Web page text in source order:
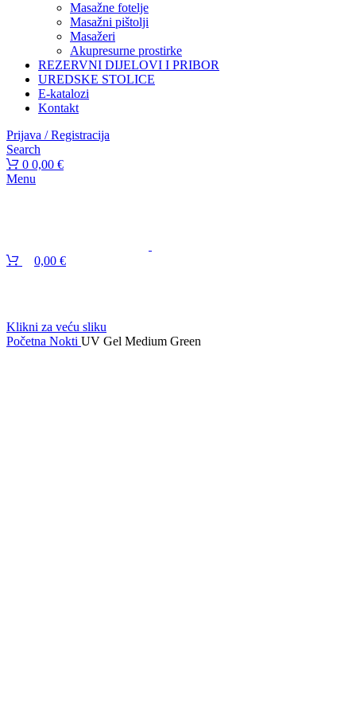
Masažne fotelje
Masažni pištolji
Masažeri
Akupresurne prostirke
REZERVNI DIJELOVI I PRIBOR
UREDSKE STOLICE
E-katalozi
Kontakt
Prijava / Registracija
Search
0 0,00 €
Menu
0,00 €
Klikni za veću sliku
Početna Nokti UV Gel Medium Green